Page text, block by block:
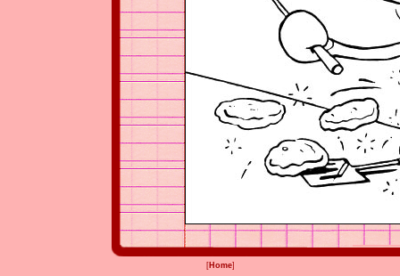
[Home]